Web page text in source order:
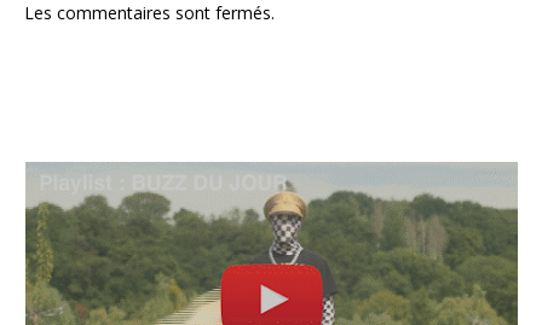
Les commentaires sont fermés.